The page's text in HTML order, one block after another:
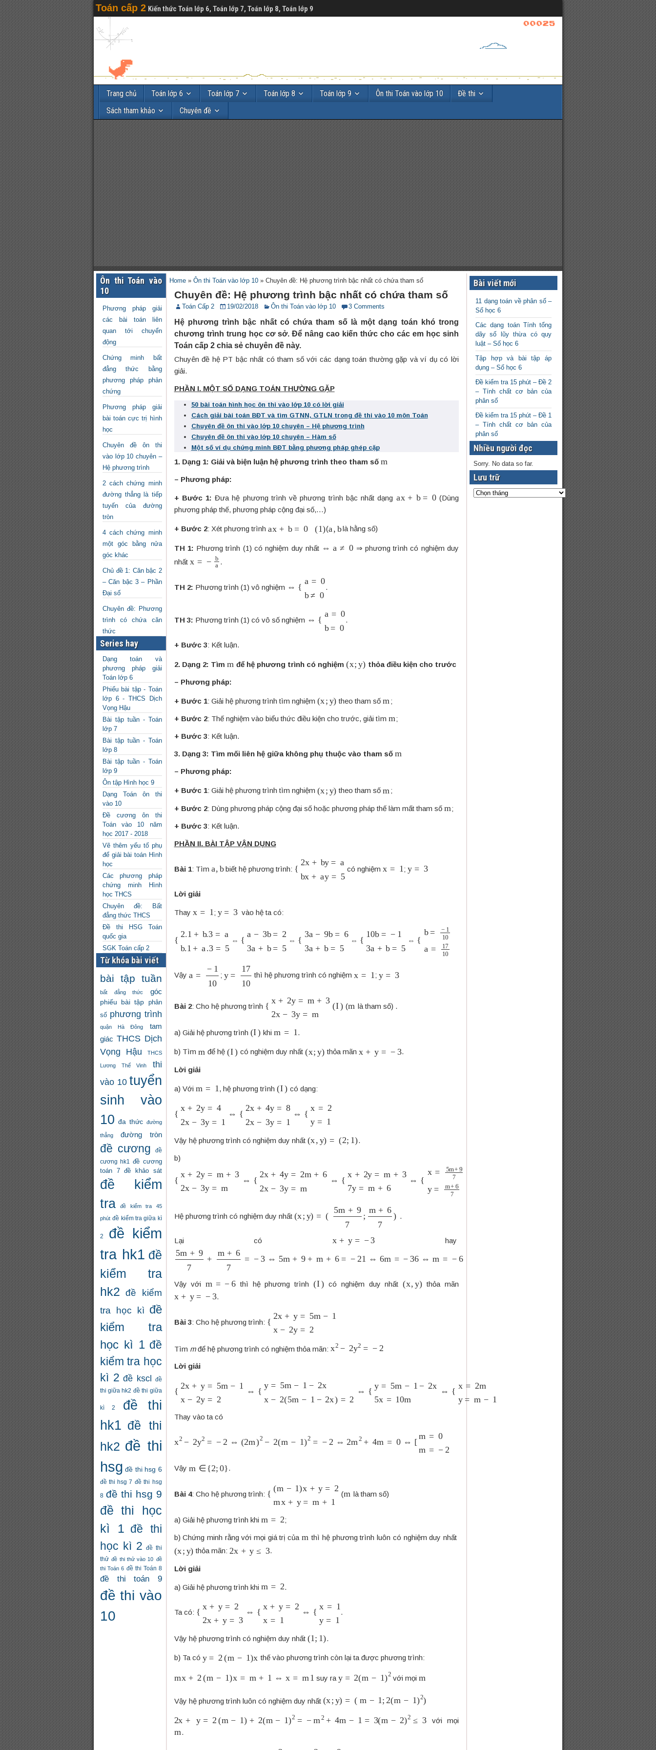
Toán cấp 2 Kiến thức Toán lớp 6, Toán lớp 7, Toán lớp 8, Toán lớp 9
Trang chủ Toán lớp 6 Toán lớp 7 Toán lớp 8 Toán lớp 9 Ôn thi Toán vào lớp 10
Đề thi
Sách tham khảo
Chuyên đề
Ôn thi Toán vào
10
Phương pháp giải
các bài toán liên
quan tới chuyển
động
Chứng minh bất
đẳng thức bằng
phương pháp phản
chứng
Phương pháp giải
bài toán cực trị hình
học
Chuyên đề ôn thi
vào lớp 10 chuyên –
Hệ phương trình
2 cách chứng minh
đường thẳng là tiếp
tuyến của đường
tròn
4 cách chứng minh
một góc bằng nửa
góc khác
Chủ đề 1: Căn bậc 2
– Căn bậc 3 – Phần
Đại số
Chuyên đề: Phương
trình có chứa căn
thức
Series hay
Dạng toán và
phương pháp giải
Toán lớp 6
Phiếu bài tập - Toán
lớp 6 - THCS Dịch
Vọng Hậu
Bài tập tuần - Toán
lớp 7
Bài tập tuần - Toán
lớp 8
Bài tập tuần - Toán
lớp 9
Ôn tập Hình học 9
Dạng Toán ôn thi
vào 10
Đề cương ôn thi
Toán vào 10 năm
học 2017 - 2018
Vẽ thêm yếu tố phụ
để giải bài toán Hình
học
Các phương pháp
chứng minh Hình
học THCS
Chuyên đề: Bất
đẳng thức THCS
Đề thi HSG Toán
quốc gia
SGK Toán cấp 2
Từ khóa bài viết
bài tập tuần
bất đẳng thức
góc
phiếu bài tập phân
số phương trình
quận Hà Đông
tam
giác THCS Dịch
Vọng Hậu
THCS
Lương Thế Vinh
thi
vào 10 tuyển
sinh vào
10 đa thức đường
thẳng đường tròn
đề cương
đề
cương hk1
đề cương
toán 7
đề khảo sát
đề kiểm
tra
đề kiểm tra 45
phút đề kiểm tra giữa kì
2
đề kiểm
tra hk1 đề
kiểm tra
hk2 đề kiểm
tra học kì đề
kiểm tra
học kì 1 đề
kiểm tra học
kì 2 đề kscl
đề
thi giữa hk2 đề thi giữa
kì 2
đề thi
hk1 đề thi
hk2 đề thi
hsg đề thi hsg 6
đề thi hsg 7 đề thi hsg
8 đề thi hsg 9
đề thi học
kì 1 đề thi
học kì 2
đề thi
thử đề thi thử vào 10 đề
thi Toán 6 đề thi Toán 8
đề thi toán 9
đề thi vào
10
Home» Ôn thi Toán vào lớp 10» Chuyên đề: Hệ phương trình bậc nhất có chứa tham số
Chuyên đề: Hệ phương trình bậc nhất có chứa tham số
Toán Cấp 2 19/02/2018 Ôn thi Toán vào lớp 10 3 Comments
Hệ phương trình bậc nhất có chứa tham số là một dạng toán khó trong
chương trình trung học cơ sở. Để nâng cao kiến thức cho các em học sinh
Toán cấp 2 chia sẻ chuyên đề này.
Chuyên đề hệ PT bậc nhất có tham số với các dạng toán thường gặp và ví dụ có lời
giải.
PHẦN I. MỘT SỐ DẠNG TOÁN THƯỜNG GẶP
50 bài toán hình học ôn thi vào lớp 10 có lời giải
Cách giải bài toán BĐT và tìm GTNN, GTLN trong đề thi vào 10 môn Toán
Chuyên đề ôn thi vào lớp 10 chuyên – Hệ phương trình
Chuyên đề ôn thi vào lớp 10 chuyên – Hàm số
Một số ví dụ chứng minh BĐT bằng phương pháp ghép cặp
1. Dạng 1: Giải và biện luận hệ phương trình theo tham số
– Phương pháp:
+ Bước 1: Đưa hệ phương trình về phương trình bậc nhất dạng + =
(Dùng
phương pháp thế, phương pháp cộng đại số,…)
+ Bước 2: Xét phương trình = 1) ( b là hằng số)
TH 1: Phương trình (1) có nghiệm duy nhất
⇒ phương trình có nghiệm duy
nhất
.
TH 2: Phương trình (1) vô nghiệm a = 0b ≠0.
TH 3: Phương trình (1) có vô số nghiệm a = 0b =0.
+ Bước 3: Kết luận.
2. Dạng 2: Tìm để hệ phương trình có nghiệm( ) thỏa điều kiện cho trước
– Phương pháp:
+ Bước 1: Giải hệ phương trình tìm nghiệm (x ) theo tham số ;
+ Bước 2: Thế nghiệm vào biểu thức điều kiện cho trước, giải tìm ;
+ Bước 3: Kết luận.
3. Dạng 3: Tìm mối liên hệ giữa không phụ thuộc vào tham số
– Phương pháp:
+ Bước 1: Giải hệ phương trình tìm nghiệm (x ) theo tham số ;
+ Bước 2: Dùng phương pháp cộng đại số hoặc phương pháp thế làm mất tham số ;
+ Bước 3: Kết luận.
PHẦN II. BÀI TẬP VẬN DỤNG
Bài 1: Tìm b biết hệ phương trình: {2x+ b y=ab x+ y 5
có nghiệm ;
Lời giải
Thay ; vào hệ ta có:
{2.1+b .3=ab .1 .3= 5
⇔ {a− 3b=23 a+ 5
⇔ { 3a−9 b=63 a+ =5
⇔ {10b=− 13 a 5
⇔ { b=− 10a
Vậy 110 ; 1710 thì hệ phương trình có nghiệm ;
Bài 2: Cho hệ phương trình {x+ 2y=m+ 32 x− 3y=m
(I) (m là tham số) .
a) Giải hệ phương trình (I) khi .
b) Tìm để hệ(I) có nghiệm duy nhất( ) thỏa mãn .
Lời giải
a) Với , hệ phương trình(I) có dạng:
{x+ 2y=4 2x −3 ⇔{2x +4y = 82 3y = 1⇔{
Vậy hệ phương trình có nghiệm duy nhất (x )= ;1) .
b)
{x+ 2y=m+ 32 x− 3y m⇔{2x +4y= 2m+6 2x y=m⇔{x +2 y= m +3 = m+6 ⇔{x=
Hệ phương trình có nghiệm duy nhất (x )= m +97 ;m + 7) .
Lại có hay
5m+9 7+ +67= −3 m +m =− m 36⇔ =−
Vậy với thì hệ phương trình (I) có nghiệm duy nhất (x ) thỏa mãn
+y .
Bài 3: Cho hệ phương trình: {2x+ y=5 m −1x −2 y=
Tìm mđể hệ phương trình có nghiệm thỏa mãn: 2 y 2=
Lời giải
{2x+ y=5 m −1x −2 y= ⇔ {y =5 m− 1− 2xx −2( = 2⇔{ y=5 m −1− 2x5 10m⇔{x=
Thay vào ta có
2 y 2= ⇔( )2 2 (m −1 ) 2⇔ + = ⇔ = =−
Vậy ∈{ 2;0 } .
Bài 4: Cho hệ phương trình: {( m− 1) x+y =2 m x+y = +
(m là tham số)
a) Giải hệ phương trình khi ;
b) Chứng minh rằng với mọi giá trị của thì hệ phương trình luôn có nghiệm duy nhất
(x ) thỏa mãn: 2 .
Lời giải
a) Giải hệ phương trình khi .
Ta có: {x+ y=2 2x + ⇔ {x + y= 2x = { x= 1y =.
Vậy hệ phương trình có nghiệm duy nhất (1 1) .
b) Ta có (m thế vào phương trình còn lại ta được phương trình:
(m =m m suy ra (m với mọi
Vậy hệ phương trình luôn có nghiệm duy nhất (x )= m− m −1)
2 + m−1 (m − 1)2 2+4 =3 ( m− ≤3 với mọi
.
Bài viết mới
11 dạng toán về phân số –
Số học 6
Các dạng toán Tính tổng
dãy số lũy thừa có quy
luật – Số học 6
Tập hợp và bài tập áp
dụng – Số học 6
Đề kiểm tra 15 phút – Đề 2
– Tính chất cơ bản của
phân số
Đề kiểm tra 15 phút – Đề 1
– Tính chất cơ bản của
phân số
Nhiều người đọc
Sorry. No data so far.
Lưu trữ